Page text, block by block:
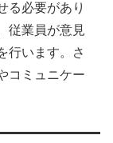
る必要があり
従業員が意見
行います。さ
コミュニケー